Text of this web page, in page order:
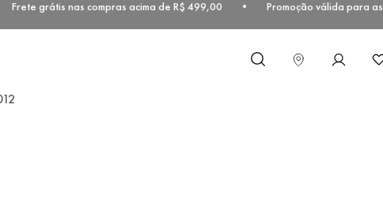
grátis nas compras acima de R$ 499,00 • Promoção válida
O que você procura?